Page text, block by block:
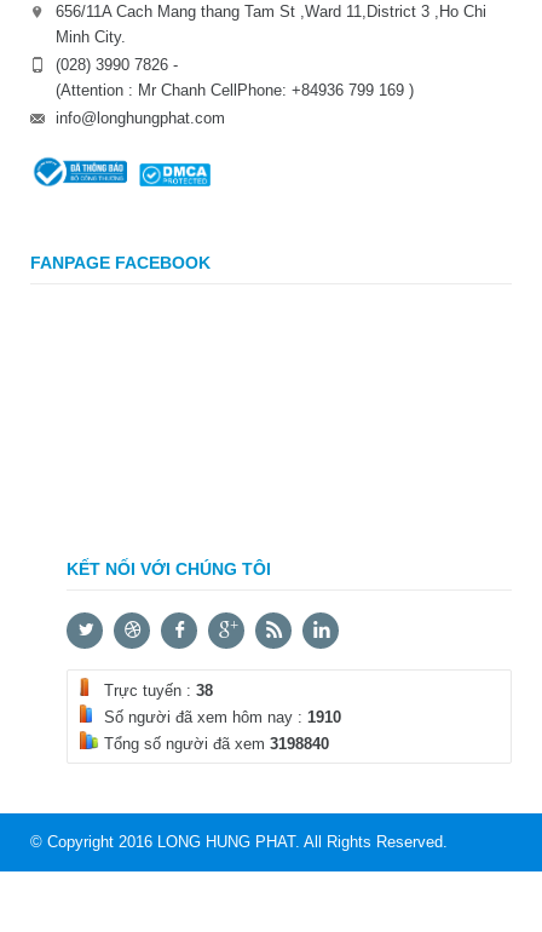
656/11A Cach Mang thang Tam St ,Ward 11,District 3 ,Ho Chi
Minh City.
(028) 3990 7826 -
(Attention : Mr Chanh CellPhone: +84936 799 169 )
info@longhungphat.com
FANPAGE FACEBOOK
KẾT NỐI VỚI CHÚNG TÔI
Trực tuyến : 38
Số người đã xem hôm nay : 1910
Tổng số người đã xem 3198840
© Copyright 2016 LONG HUNG PHAT. All Rights Reserved.